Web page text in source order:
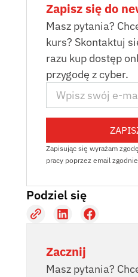
Zapisz się do
Masz pytania?
kurs? Skontaktuj
razu kup dostęp
przygodę z cyber.
Zapisując się wyrażam
pracy poprzez email
Podziel się
Zacznij
Masz pytania?